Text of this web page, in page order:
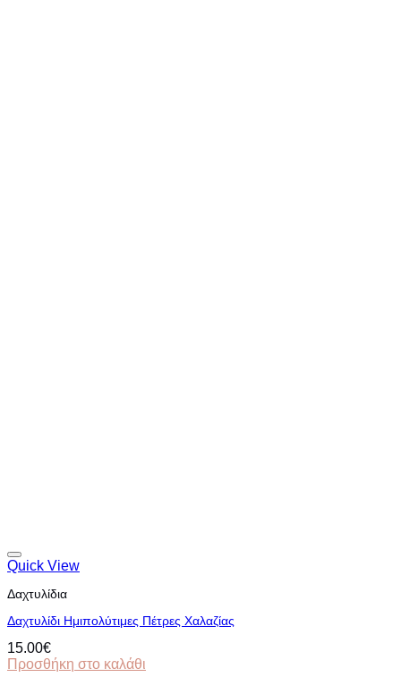
Quick View
Δαχτυλίδια
Δαχτυλίδι Ημιπολύτιμες Πέτρες Χαλαζίας
15.00€
Προσθήκη στο καλάθι